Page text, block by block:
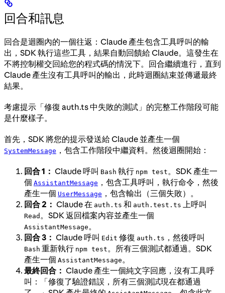
回合和訊息
回合是迴圈內的一個往返：Claude 產生包含工具呼叫的輸
出，SDK 執行這些工具，結果自動回饋給 Claude。這發生在
不將控制權交回給您的程式碼的情況下。回合繼續進行，直到
Claude 產生沒有工具呼叫的輸出，此時迴圈結束並傳遞最終
結果。
考慮提示「修復 auth.ts 中失敗的測試」的完整工作階段可能
是什麼樣子。
首先，SDK 將您的提示發送給 Claude 並產生一個
SystemMessage ，包含工作階段中繼資料。然後迴圈開始：
回合 1： Claude 呼叫 Bash 執行 npm test。SDK 產生一
個 AssistantMessage ，包含工具呼叫，執行命令，然後
產生一個 UserMessage ，包含輸出（三個失敗）。
回合 2： Claude 在 auth.ts 和 auth.test.ts 上呼叫
Read 。SDK 返回檔案內容並產生一個
AssistantMessage。
回合 3： Claude 呼叫 Edit 修復 auth.ts ，然後呼叫
Bash 重新執行 npm test。所有三個測試都通過。SDK
產生一個 AssistantMessage。
最終回合： Claude 產生一個純文字回應，沒有工具呼
叫：「修復了驗證錯誤，所有三個測試現在都通過